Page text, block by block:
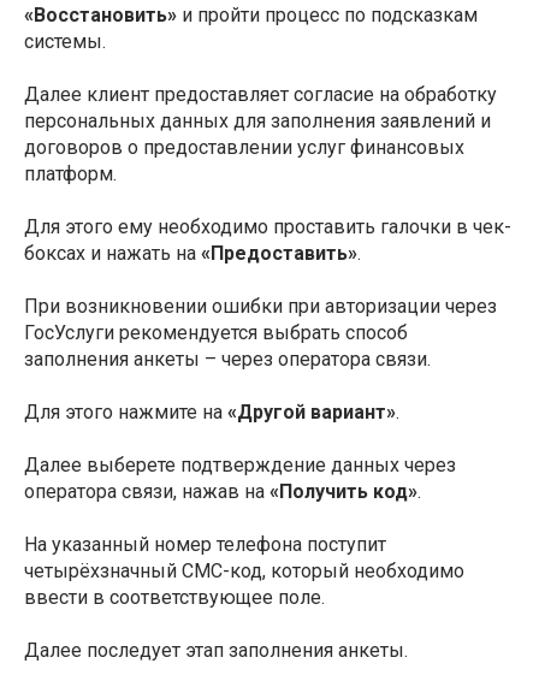
«Восстановить» и пройти процесс по подсказкам
системы.
Далее клиент предоставляет согласие на обработку
персональных данных для заполнения заявлений и
договоров о предоставлении услуг финансовых
платформ.
Для этого ему необходимо проставить галочки в чек-
боксах и нажать на «Предоставить».
При возникновении ошибки при авторизации через
ГосУслуги рекомендуется выбрать способ
заполнения анкеты – через оператора связи.
Для этого нажмите на «Другой вариант».
Далее выберете подтверждение данных через
оператора связи, нажав на «Получить код».
На указанный номер телефона поступит
четырёхзначный СМС-код, который необходимо
ввести в соответствующее поле.
Далее последует этап заполнения анкеты.